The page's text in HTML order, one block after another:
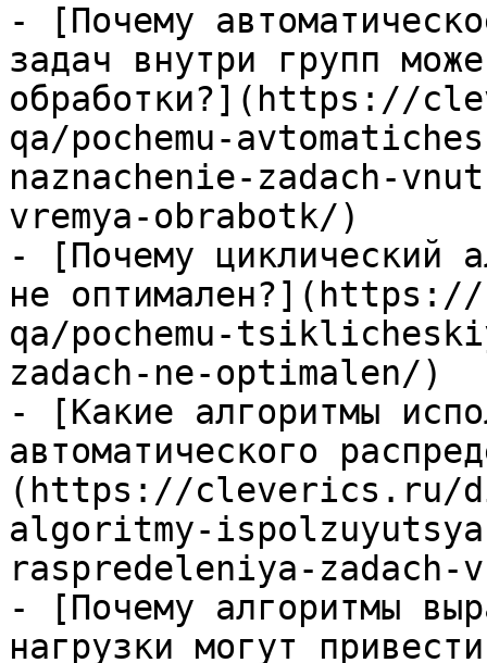
- [Почему
задач внутри групп
обработки?](https://
qa/pochemu-
naznachenie-zadach-
vremya-obrabotk/)
- [Почему циклический
не
qa/pochemu-
zadach-ne-optimalen/)
- [Какие алгоритмы
автоматического
(https://cleverics.ru/
algoritmy-
raspredeleniya-
- [Почему алгоритмы
нагрузки могут